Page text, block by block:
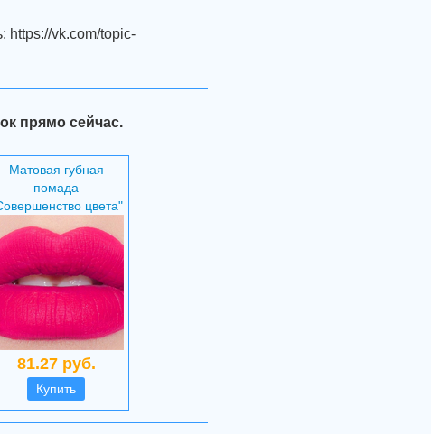
https://vk.com/topic-
прямо сейчас.
Матовая губная
помада
цвета"
81.27 руб.
Купить